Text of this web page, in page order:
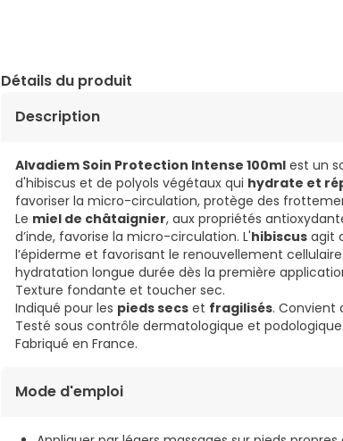
Détails du produit
Description
Alvadiem Soin Protection Intense 100ml est un
d'hibiscus et de polyols végétaux qui hydrate et
favoriser la micro-circulation, protège des
Le miel de châtaignier, aux propriétés
d’inde, favorise la micro-circulation. L'hibiscus agit
l’épiderme et favorisant le renouvellement
hydratation longue durée dès la première
Texture fondante et toucher sec.
Indiqué pour les pieds secs et fragilisés. Convient
Testé sous contrôle dermatologique et podologique.
Fabriqué en France.
Mode d'emploi